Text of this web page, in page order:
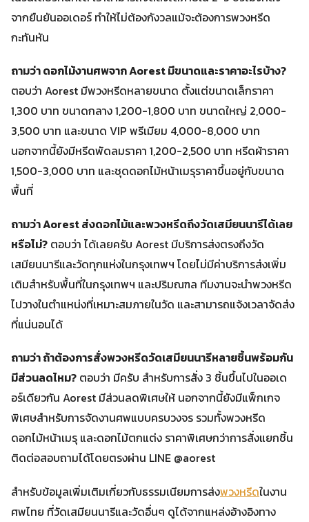
จากยืนยันออเดอร์ ทำให้ไม่ต้องกังวลแม้จะต้องการพวงหรีด
กะทันหัน
ถามว่า ดอกไม้งานศพจาก Aorest มีขนาดและราคาอะไรบ้าง?
ตอบว่า Aorest มีพวงหรีดหลายขนาด ตั้งแต่ขนาดเล็กราคา
1,300 บาท ขนาดกลาง 1,200-1,800 บาท ขนาดใหญ่ 2,000-
3,500 บาท และขนาด VIP พรีเมียม 4,000-8,000 บาท
นอกจากนี้ยังมีหรีดพัดลมราคา 1,200-2,500 บาท หรีดผ้าราคา
1,500-3,000 บาท และชุดดอกไม้หน้าเมรุราคาขึ้นอยู่กับขนาด
พื้นที่
ถามว่า Aorest ส่งดอกไม้และพวงหรีดถึงวัดเสมียนนารีได้เลย
หรือไม่? ตอบว่า ได้เลยครับ Aorest มีบริการส่งตรงถึงวัด
เสมียนนารีและวัดทุกแห่งในกรุงเทพฯ โดยไม่มีค่าบริการส่งเพิ่ม
เติมสำหรับพื้นที่ในกรุงเทพฯ และปริมณฑล ทีมงานจะนำพวงหรีด
ไปวางในตำแหน่งที่เหมาะสมภายในวัด และสามารถแจ้งเวลาจัดส่ง
ที่แน่นอนได้
ถามว่า ถ้าต้องการสั่งพวงหรีดวัดเสมียนนารีหลายชิ้นพร้อมกัน
มีส่วนลดไหม? ตอบว่า มีครับ สำหรับการสั่ง 3 ชิ้นขึ้นไปในออเด
อร์เดียวกัน Aorest มีส่วนลดพิเศษให้ นอกจากนี้ยังมีแพ็กเกจ
พิเศษสำหรับการจัดงานศพแบบครบวงจร รวมทั้งพวงหรีด
ดอกไม้หน้าเมรุ และดอกไม้ตกแต่ง ราคาพิเศษกว่าการสั่งแยกชิ้น
ติดต่อสอบถามได้โดยตรงผ่าน LINE @aorest
สำหรับข้อมูลเพิ่มเติมเกี่ยวกับธรรมเนียมการส่งพวงหรีดในงาน
ศพไทย ที่วัดเสมียนนารีและวัดอื่นๆ ดูได้จากแหล่งอ้างอิงทาง